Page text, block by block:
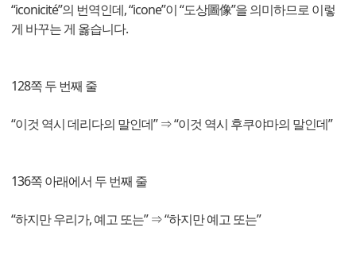
“iconicité”의 번역인데, “icone”이 “도상圖像”을 의미하므로 이렇
게 바꾸는 게 옳습니다.
128쪽 두 번째 줄
“이것 역시 데리다의 말인데” ⇒ “이것 역시 후쿠야마의 말인데”
136쪽 아래에서 두 번째 줄
“하지만 우리가, 예고 또는” ⇒ “하지만 예고 또는”